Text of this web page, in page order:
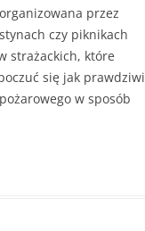
przez
czy piknikach
strażackich, które
się jak prawdziwi
w sposób